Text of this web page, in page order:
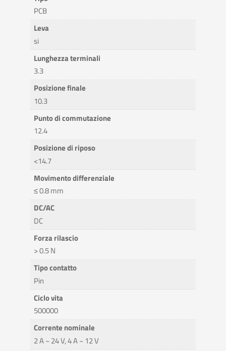
PCB
Leva
si
Lunghezza terminali
3.3
Posizione finale
10.3
Punto di commutazione
12.4
Posizione di riposo
<14.7
Movimento differenziale
≤ 0.8 mm
DC/AC
DC
Forza rilascio
> 0.5 N
Tipo contatto
Pin
Ciclo vita
500000
Corrente nominale
2 A ~ 24 V, 4 A ~ 12 V